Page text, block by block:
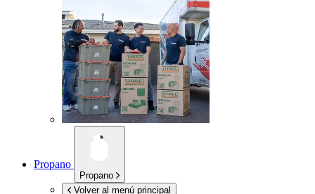
Propano
Propano
Volver al menú principal